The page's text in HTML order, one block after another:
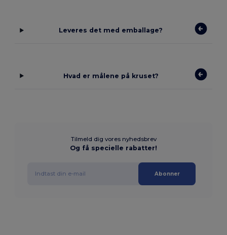
Leveres det med emballage?
Hvad er målene på kruset?
Tilmeld dig vores nyhedsbrev
Og få specielle rabatter!
Abonner